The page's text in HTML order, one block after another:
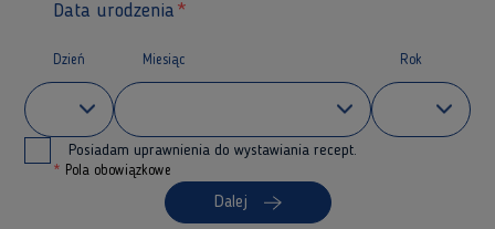
Data urodzenia
Dzień Miesiąc Rok
Posiadam uprawnienia do wystawiania recept.
* Pola obowiązkowe
Dalej